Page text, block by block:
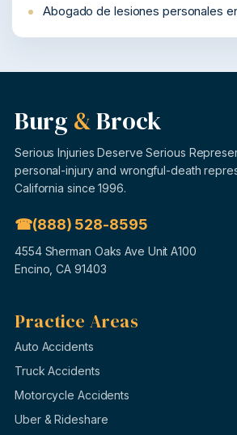
Abogado de lesiones personales
Burg &Brock
Serious Injuries Deserve Serious
personal-injury and wrongful-death
California since 1996.
(888) 528-8595
4554 Sherman Oaks Ave Unit A100
Encino, CA 91403
Practice Areas
Auto Accidents
Truck Accidents
Motorcycle Accidents
Uber & Rideshare